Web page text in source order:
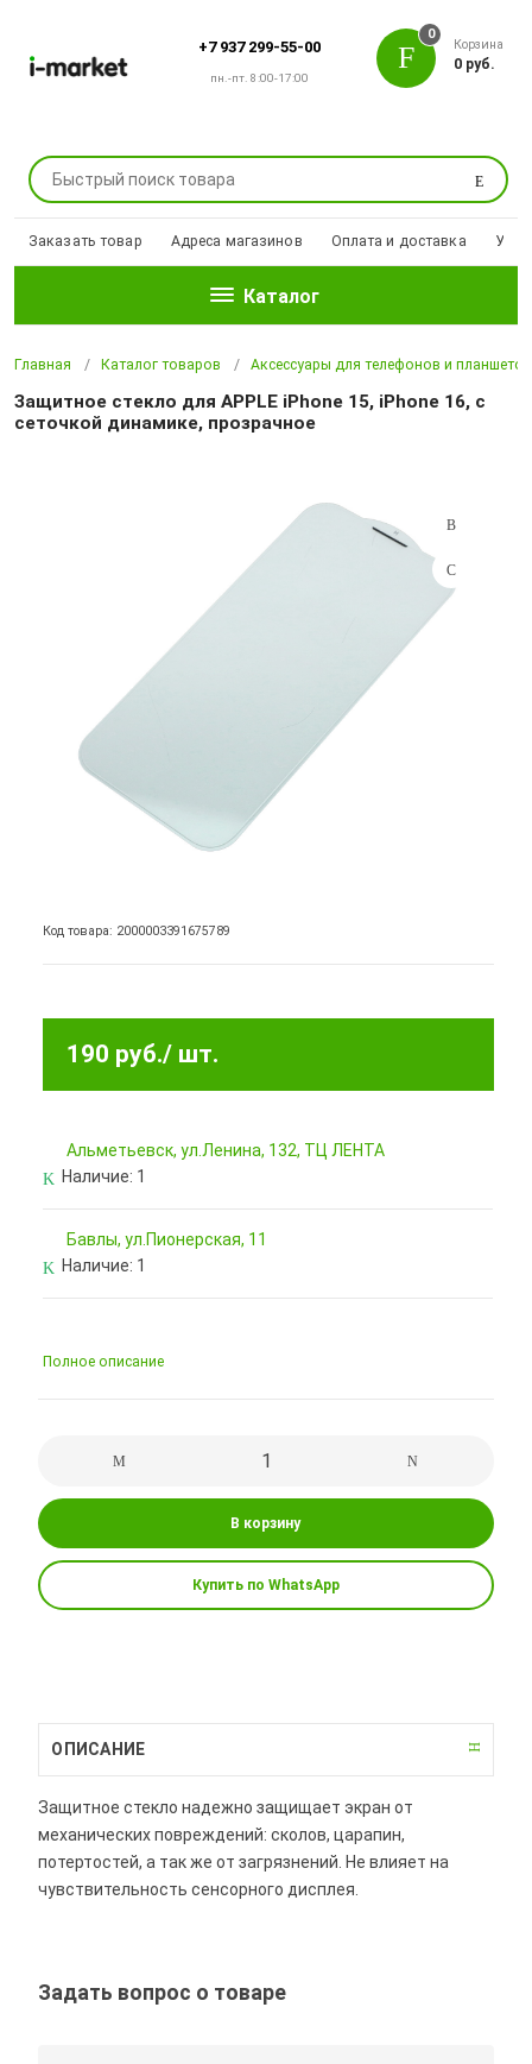
+7 937 299-55-00
пн.-пт. 8:00-17:00
Поиск
0
Корзина
0 руб.
Заказать товар Адреса магазинов Оплата и доставка
Каталог
Главная Каталог товаров Аксессуары для телефонов и планшетов
Защитное стекло для APPLE iPhone 15, iPhone 16, с
сеточкой динамике, прозрачное
Код товара: 2000003391675789
190 руб./ шт.
Альметьевск, ул.Ленина, 132, ТЦ ЛЕНТА
Наличие: 1
Бавлы, ул.Пионерская, 11
Наличие: 1
Полное описание
В корзину
Купить по WhatsApp
ОПИСАНИЕ
Защитное стекло надежно защищает экран от
механических повреждений: сколов, царапин,
потертостей, а так же от загрязнений. Не влияет на
чувствительность сенсорного дисплея.
Задать вопрос о товаре